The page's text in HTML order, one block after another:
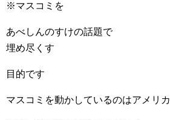
※マスコミを
あべしんのすけの話題で
埋め尽くす
目的です
マスコミを動かしているのはアメリカ